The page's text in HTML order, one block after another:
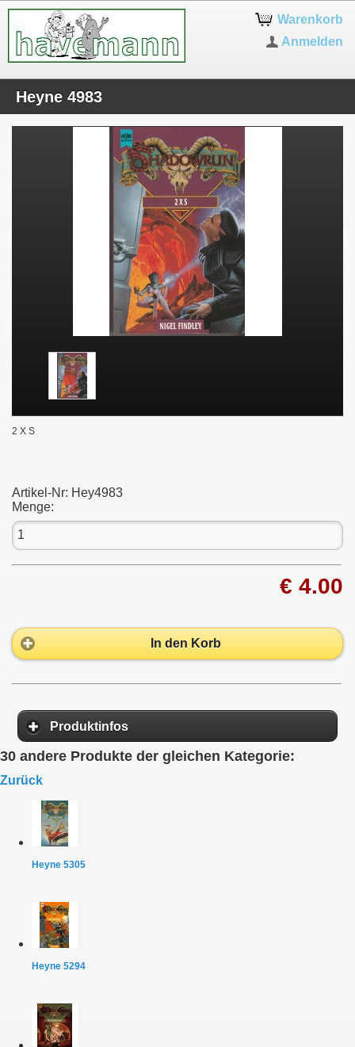
Warenkorb
Anmelden
Heyne 4983
2 X S
Artikel-Nr: Hey4983
Menge:
€ 4.00
In den Korb
Produktinfos
30 andere Produkte der gleichen Kategorie:
Zurück
Heyne 5305
Heyne 5294